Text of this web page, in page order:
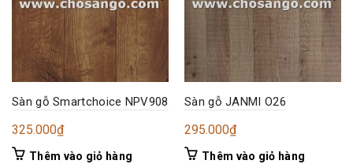
Sàn gỗ Smartchoice NPV908
325.000₫
Thêm vào giỏ hàng
Sàn gỗ JANMI O26
295.000₫
Thêm vào giỏ hàng